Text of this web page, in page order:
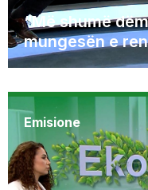
“Më shumë
mungesën e
Emisione